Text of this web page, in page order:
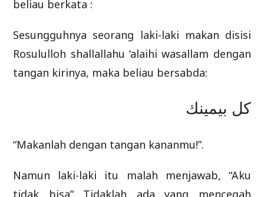
beliau berkata :
Sesungguhnya seorang laki-laki makan disisi
Rosululloh shallallahu ‘alaihi wasallam dengan
tangan kirinya, maka beliau bersabda:
ﻛﻞ ﺑﻴﻤﻴﻨﻚ
“Makanlah dengan tangan kananmu!”.
Namun laki-laki itu malah menjawab, “Aku
tidak bisa” Tidaklah ada yang mencegah